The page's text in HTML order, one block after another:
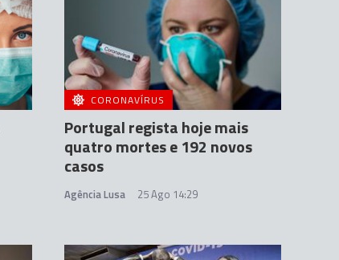
CORONAVÍRUS
Portugal regista hoje mais
quatro mortes e 192 novos
casos
Agência Lusa 25 Ago 14:29